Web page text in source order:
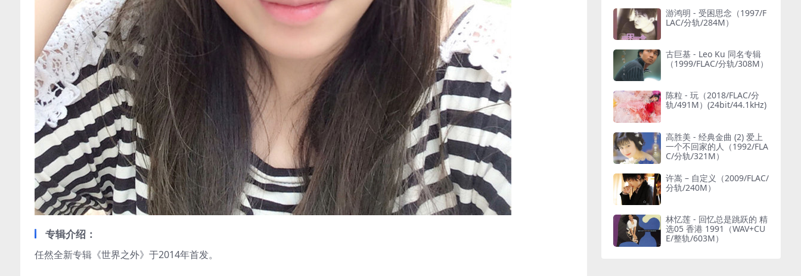
专辑介绍：
任然全新专辑《世界之外》于2014年首发。
游鸿明 - 受困思念（1997/F
LAC/分轨/284M）
古巨基 - Leo Ku 同名专辑
（1999/FLAC/分轨/308M）
陈粒 - 玩（2018/FLAC/分
轨/491M）(24bit/44.1kHz)
高胜美 - 经典金曲 (2) 爱上
一个不回家的人（1992/FLA
C/分轨/321M）
许嵩 – 自定义（2009/FLAC/
分轨/240M）
林忆莲 - 回忆总是跳跃的 精
选05 香港 1991（WAV+CU
E/整轨/603M）